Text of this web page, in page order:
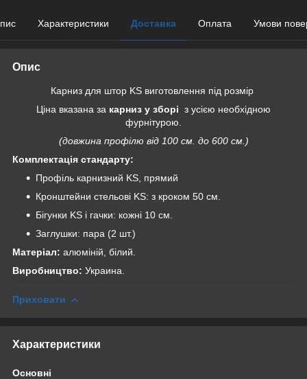
Характеристики Доставка Оплата Умови
Опис
Карниз для штор KS виготовлення під розмір
Ціна вказана за карниз у зборі з усією необхідною
фурнітурою.
(довжина профілю від 100 см. до 600 см.)
Комплектація стандарту:
Профіль карнизний KS, прямий
Кронштейни стельові KS: з кроком 50 см.
Бігунки KS і гачки: кожні 10 см.
Заглушки: пара (2 шт.)
Матеріал: алюміній, білий.
Виробництво: Украина.
Приховати
Характеристики
Основні